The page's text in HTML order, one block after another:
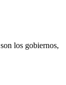
los gobiernos,